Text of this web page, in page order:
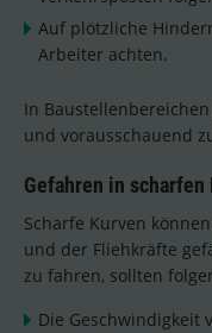
Auf plötzliche
Arbeiter achten.
In
und vorausschauend
Gefahren in scharfen
Scharfe Kurven
und der Fliehkräfte
zu fahren, sollten
Die Geschwindigkeit